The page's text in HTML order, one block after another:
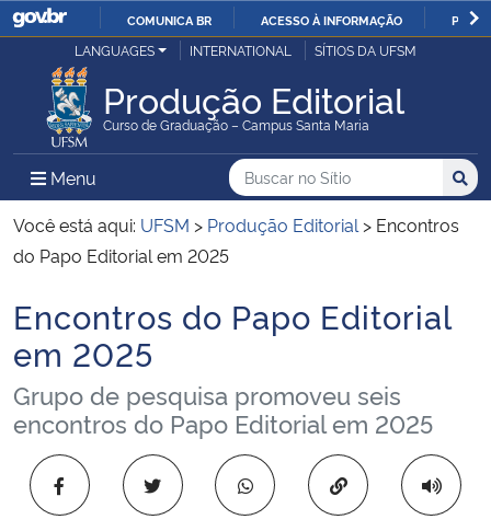
IR
O
COMUNICA BR ACESSO À INFORMAÇÃO
Ministério da Justiça e Segurança Pública
Ministério da Defesa
Ministério das Relações Exteriores
Ministério da Infraestrutura
Ministério da Agricultura, Pecuária e Abastecimento
Ministério da Educação
Ministério da Cidadania
LANGUAGES INTERNATIONAL SÍTIOS DA UFSM
Produção Editorial
Curso de Graduação – Campus Santa Maria
Menu Menu Principal do Sítio
Busca
Buscar no no Sítio
Busca:
Você está aqui: UFSM > Produção Editorial > Encontros
do Papo Editorial em 2025
Início do conteúdo
Encontros do Papo Editorial
em 2025
Grupo de pesquisa promoveu seis
encontros do Papo Editorial em 2025
Copiar para área